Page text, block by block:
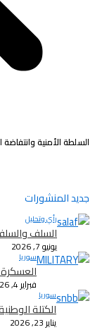
السلطة الأمنية وانتفاضة
جديد المنشورات
رأي وتحليل
السلف
يونيو 7, 2026
سوريا
فبراير 4, 2026
سوريا
الكتلة
يناير 23, 2026